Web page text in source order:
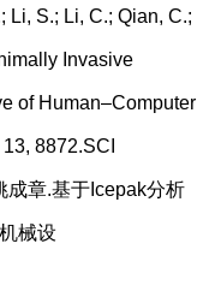
S.; Li, C.; Qian, C.;
Invasive
of Human–Computer
8872.SCI
章.基于Icepak分析
械设